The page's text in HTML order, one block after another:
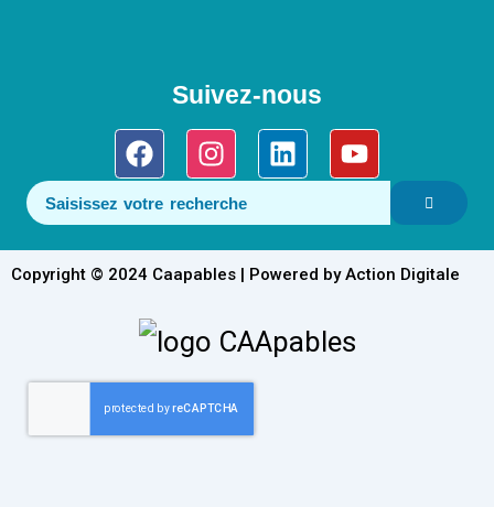
Suivez-nous
FacebookInstagram
LinkedinYoutube
Copyright © 2024 Caapables | Powered by Action Digitale